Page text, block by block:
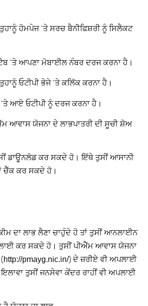
ਹੋਮਪੇਜ ‘ਤੇ ਸਰਚ ਬੈਨੀਫਿਸ਼ਰੀ ਨੂੰ ਸਿਲੈਕਟ
‘ਤੇ ਆਪਣਾ ਮੋਬਾਈਲ ਨੰਬਰ ਦਰਜ ਕਰਨਾ ਹੈ।
ਓਟੀਪੀ ਭੇਜੇ ‘ਤੇ ਕਲਿੱਕ ਕਰਨਾ ਹੈ।
ਆਏ ਓਟੀਪੀ ਨੂੰ ਦਰਜ ਕਰਨਾ ਹੈ।
ਆਵਾਸ ਯੋਜਨਾ ਦੇ ਲਾਭਪਾਤਰੀ ਦੀ ਸੂਚੀ ਸ਼ੋਅ
ਡਾਊਨਲੋਡ ਕਰ ਸਕਦੇ ਹੋ। ਇੱਥੇ ਤੁਸੀਂ ਆਸਾਨੀ
ਚੈੱਕ ਕਰ ਸਕਦੇ ਹੋ।
ਦਾ ਲਾਭ ਲੈਣਾ ਚਾਹੁੰਦੇ ਹੋ ਤਾਂ ਤੁਸੀਂ ਆਨਲਾਈਨ
ਕਰ ਸਕਦੇ ਹੋ। ਤੁਸੀਂ ਪੀਐੱਮ ਆਵਾਸ ਯੋਜਨਾ
http://pmayg.nic.in/) ਦੇ ਜ਼ਰੀਏ ਵੀ ਅਪਲਾਈ
ਤੁਸੀਂ ਜਨਸੇਵਾ ਕੇਂਦਰ ਰਾਹੀਂ ਵੀ ਅਪਲਾਈ